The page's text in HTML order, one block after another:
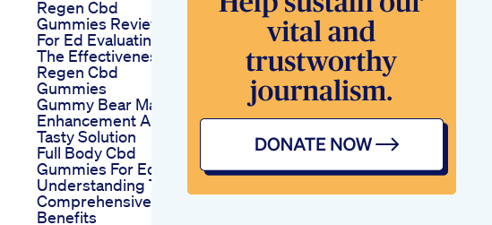
Regen Cbd
Gummies Reviews
For Ed Evaluating
The Effectiveness Of
Regen Cbd
Gummies
Gummy Bear Male
Enhancement A
Tasty Solution
Full Body Cbd
Gummies For Ed
Understanding Their
Comprehensive
Benefits